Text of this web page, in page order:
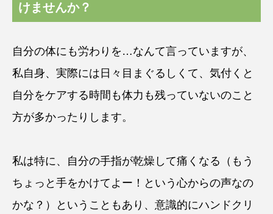
けませんか？
自分の体にも労わりを…なんて言っていますが、
私自身、実際には日々目まぐるしくて、気付くと
自分をケアする時間も体力も残っていないのこと
方が多かったりします。
私は特に、自分の手指が乾燥して痛くなる（もう
ちょっと手をかけてよー！という心からの声なの
かな？）ということもあり、意識的にハンドクリ